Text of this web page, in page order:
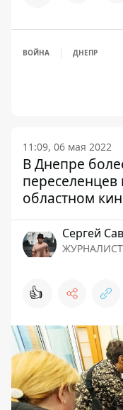
ВОЙНА ДНЕПР
11:09, 06 мая 2022
В Днепре
областном
Сергей
ЖУРНАЛИСТ
👍